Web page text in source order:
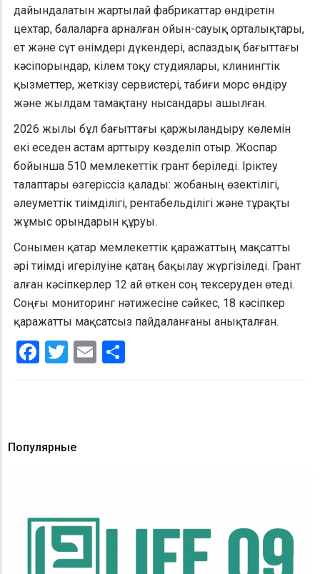
дайындалатын жартылай фабрикаттар өндіретін
цехтар, балаларға арналған ойын-сауық орталықтары,
ет және сүт өнімдері дүкендері, аспаздық бағыттағы
кәсіпорындар, кілем тоқу студиялары, клинингтік
қызметтер, жеткізу сервистері, табиғи морс өндіру
және жылдам тамақтану нысандары ашылған.
2026 жылы бұл бағыттағы қаржыландыру көлемін
екі еседен астам арттыру көзделіп отыр. Жоспар
бойынша 510 мемлекеттік грант беріледі. Іріктеу
талаптары өзгеріссіз қалады: жобаның өзектілігі,
әлеуметтік тиімділігі, рентабельділігі және тұрақты
жұмыс орындарын құруы.
Сонымен қатар мемлекеттік қаражаттың мақсатты
әрі тиімді игерілуіне қатаң бақылау жүргізіледі. Грант
алған кәсіпкерлер 12 ай өткен соң тексеруден өтеді.
Соңғы мониторинг нәтижесіне сәйкес, 18 кәсіпкер
қаражатты мақсатсыз пайдаланғаны анықталған.
Facebook
Twitter
Email
Популярные